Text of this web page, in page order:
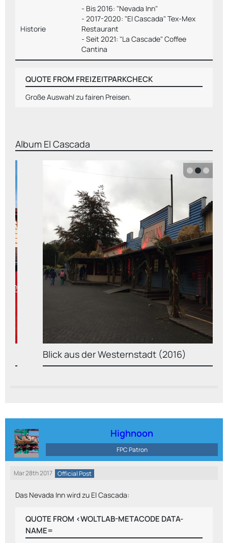
Historie
- Bis 2016: "Nevada Inn"
- 2017-2020: "El Cascada" Tex-Mex
Restaurant
- Seit 2021: "La Cascade" Coffee
Cantina
QUOTE FROM FREIZEITPARKCHECK
Große Auswahl zu fairen Preisen.
Album El Cascada
Blick aus der Westernstadt (2016)
Highnoon
FPC Patron
Mar 28th 2017 Official Post
Das Nevada Inn wird zu El Cascada:
QUOTE FROM <WOLTLAB-METACODE DATA-
NAME=